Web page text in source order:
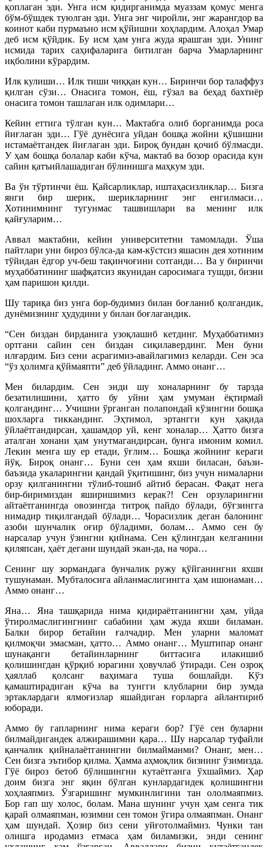
қоплаган эди. Унга исм қидирганимда муаззам қомус менга
бўм-бўшдек туюлган эди. Унга энг чиройли, энг жарангдор ва
коинот каби пурмаъно исм қўйишни хоҳлардим. Алоҳал Умар
деб исм қўйдик. Бу исм ҳам унга жуда ярашган эди. Унинг
исмида тарих саҳифаларига битилган барча Умарларнинг
иқболини кўрардим.
Илк кулиши… Илк тиши чиққан кун… Биринчи бор талаффуз
қилган сўзи… Онасига томон, ёш, гўзал ва беҳад бахтиёр
онасига томон ташлаган илк одимлари…
Кейин еттига тўлган кун… Мактабга олиб борганимда роса
йиғлаган эди… Гўё дунёсига уйдан бошқа жойни қўшишни
истамаётгандек йиғлаган эди. Бироқ бундан қочиб бўлмасди.
У ҳам бошқа болалар каби кўча, мактаб ва бозор орасида кун
сайин қатъийлашадиган бўлинишга маҳкум эди.
Ва ўн тўртинчи ёш. Қайсарликлар, иштаҳасизликлар… Бизга
янги бир шерик, шерикларнинг энг енгилмаси…
Хотинимнинг тугунмас ташвишлари ва менинг илк
қайғуларим…
Аввал мактабни, кейин университетни тамомлади. Ўша
пайтлари уни бироз бўлса-да кам-кўстсиз яшасин дея хотиним
тўйидан ёдгор уч-беш тақинчоғини сотганди… Ва у биринчи
муҳаббатининг шафқатсиз якунидан саросимага тушди, бизни
ҳам паришон қилди.
Шу тариқа биз унга бор-будимиз билан боғланиб қолгандик,
дунёмизнинг ҳудудини у билан боғлагандик.
“Сен биздан бирданига узоқлашиб кетдинг. Муҳаббатимиз
ортгани сайин сен биздан сиқилавердинг. Мен буни
илғардим. Биз сени асрагимиз-авайлагимиз келарди. Сен эса
“ўз ҳолимга қўймаяпти” деб ўйладинг. Аммо онанг…
Мен билардим. Сен энди шу хоналарнинг бу тарзда
безатилишини, ҳатто бу уйни ҳам умуман ёқтирмай
қолгандинг… Учишни ўрганган полапондай кўзингни бошқа
шохларга тиккандинг. Эҳтимол, эртангги кун ҳақида
ўйлаётгандирсан, ҳашамдор уй, кенг хоналар… Ҳатто бизга
аталган хонани ҳам унутмагандирсан, бунга имоним комил.
Лекин менга шу ер етади, ўғлим… Бошқа жойнинг кераги
йўқ. Бироқ онанг… Буни сен ҳам яхши биласан, баъзи-
баъзида укаларингни қандай ўқитишинг, биз учун нималарни
орзу қилганингни тўлиб-тошиб айтиб берасан. Фақат нега
бир-биримиздан яширишимиз керак?! Сен орзуларингни
айтаётганингда овозингда титроқ пайдо бўлади, бўғзингга
нимадир тиқилгандай бўлади… Чорасизлик деган балонинг
азоби шунчалик оғир бўладими, болам… Аммо сен бу
нарсалар учун ўзингни қийнама. Сен қўлингдан келганини
қиляпсан, ҳаёт дегани шундай экан-да, на чора…
Сенинг шу зормандага бунчалик ружу қўйганингни яхши
тушунаман. Мубталосига айланмаслигингга ҳам ишонаман…
Аммо онанг…
Яна… Яна ташқарида нима қидираётганингни ҳам, уйда
ўтиролмаслигингнинг сабабини ҳам жуда яхши биламан.
Балки бирор бетайин ғалчадир. Мен уларни маломат
қилмоқчи эмасман, ҳатто… Аммо онанг… Муштипар онанг
шунақанги бетайинларнинг биттасига илакишиб
қолишингдан қўрқиб юрагини ҳовучлаб ўтиради. Сен озроқ
ҳаяллаб қолсанг ваҳимага туша бошлайди. Кўз
қамаштирадиган кўча ва тунгги клубларни бир зумда
эртаклардаги ялмоғизлар яшайдиган ғорларга айлантириб
юборади.
Аммо бу гапларнинг нима кераги бор? Гўё сен буларни
билмайдигандек алжирашимни қара… Шу нарсалар туфайли
қанчалик қийналаётганингни билмайманми? Онанг, мен…
Сен бизга эътибор қилма. Ҳамма аҳмоқлик бизнинг ўзимизда.
Гўё бироз бетоб бўлишингни кутаётганга ўхшаймиз. Ҳар
доим бизга энг яқин бўлган кунлардагидек қолишингни
хоҳлаяпмиз. Ўзгаришинг мумкинлигини тан ололмаяпмиз.
Бор гап шу холос, болам. Мана шунинг учун ҳам сенга тик
қарай олмаяпман, юзимни сен томон ўгира олмаяпман. Онанг
ҳам шундай. Ҳозир биз сени уйғотолмаймиз. Чунки тан
олишга иродамиз етмаса ҳам биламизки, энди сенинг